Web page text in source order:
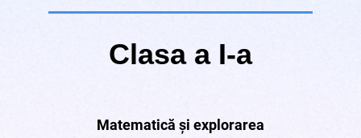
Clasa a I-a
Matematică și explorarea